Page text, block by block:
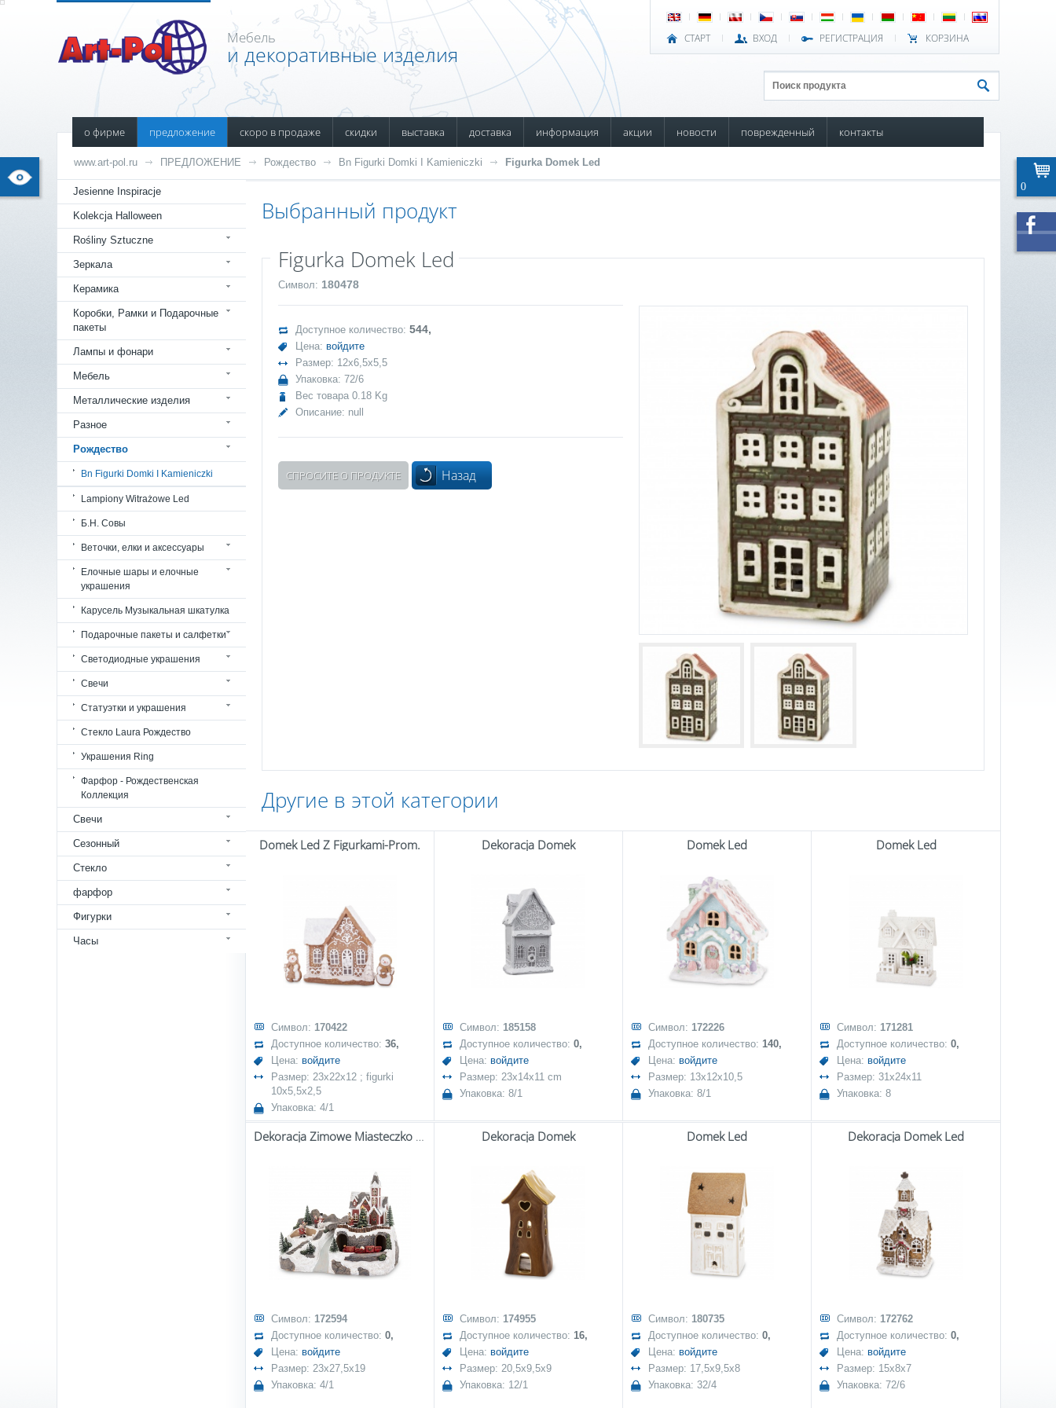
СТАРТ ВХОД РЕГИСТРАЦИЯ КОРЗИНА
Мебель
и декоративные изделия
о фирме предложение скоро в продаже скидки выставка доставка информация акции новости поврежденный контакты
www.art-pol.ru ПРЕДЛОЖЕНИЕ Рождество Bn Figurki Domki I Kamieniczki Figurka Domek Led
Jesienne Inspiracje
Kolekcja Halloween
Rośliny Sztuczne
Зеркала
Керамика
Коробки, Рамки и Подарочные
пакеты
Лампы и фонари
Мебель
Металлические изделия
Разное
Рождество
Bn Figurki Domki I Kamieniczki
Lampiony Witrażowe Led
Б.Н. Совы
Веточки, елки и аксессуары
Елочные шары и елочные
украшения
Карусель Музыкальная шкатулка
Подарочные пакеты и салфетки
Светодиодные украшения
Свечи
Статуэтки и украшения
Стекло Laura Рождество
Украшения Ring
Фарфор - Рождественская
Коллекция
Свечи
Сезонный
Стекло
фарфор
Фигурки
Часы
Выбранный продукт
Figurka Domek Led
Символ: 180478
Доступное количество: 544,
Цена: войдите
Размер: 12x6,5x5,5
Упаковка: 72/6
Вес товара 0.18 Kg
Описание: null
СПРОСИТЕ О ПРОДУКТЕ Назад
Другие в этой категории
Domek Led Z Figurkami-Prom.
Символ: 170422
Доступное количество: 36,
Цена: войдите
Размер: 23x22x12 ; figurki
10x5,5x2,5
Упаковка: 4/1
Dekoracja Domek
Символ: 185158
Доступное количество: 0,
Цена: войдите
Размер: 23x14x11 cm
Упаковка: 8/1
Domek Led
Символ: 172226
Доступное количество: 140,
Цена: войдите
Размер: 13x12x10,5
Упаковка: 8/1
Domek Led
Символ: 171281
Доступное количество: 0,
Цена: войдите
Размер: 31x24x11
Упаковка: 8
Dekoracja Zimowe Miasteczko Led
Символ: 172594
Доступное количество: 0,
Цена: войдите
Размер: 23x27,5x19
Упаковка: 4/1
Dekoracja Domek
Символ: 174955
Доступное количество: 16,
Цена: войдите
Размер: 20,5x9,5x9
Упаковка: 12/1
Domek Led
Символ: 180735
Доступное количество: 0,
Цена: войдите
Размер: 17,5x9,5x8
Упаковка: 32/4
Dekoracja Domek Led
Символ: 172762
Доступное количество: 0,
Цена: войдите
Размер: 15x8x7
Упаковка: 72/6
0